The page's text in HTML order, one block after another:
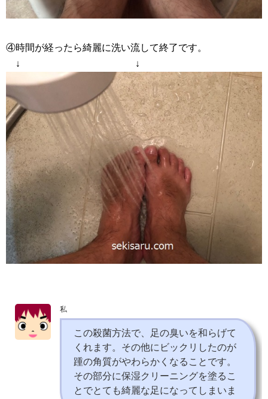
④時間が経ったら綺麗に洗い流して終了です。
↓ ↓
私
この殺菌方法で、足の臭いを和らげて
くれます。その他にビックリしたのが
踵の角質がやわらかくなることです。
その部分に保湿クリーニングを塗るこ
とでとても綺麗な足になってしまいま